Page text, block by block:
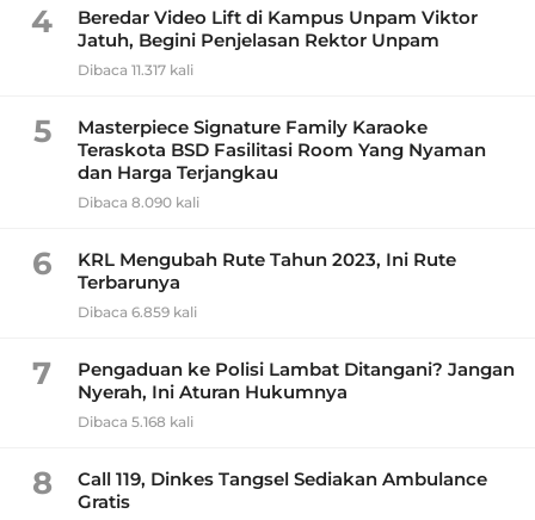
4
Beredar Video Lift di Kampus Unpam Viktor
Jatuh, Begini Penjelasan Rektor Unpam
Dibaca 11.317 kali
5
Masterpiece Signature Family Karaoke
Teraskota BSD Fasilitasi Room Yang Nyaman
dan Harga Terjangkau
Dibaca 8.090 kali
6
KRL Mengubah Rute Tahun 2023, Ini Rute
Terbarunya
Dibaca 6.859 kali
7
Pengaduan ke Polisi Lambat Ditangani? Jangan
Nyerah, Ini Aturan Hukumnya
Dibaca 5.168 kali
8
Call 119, Dinkes Tangsel Sediakan Ambulance
Gratis